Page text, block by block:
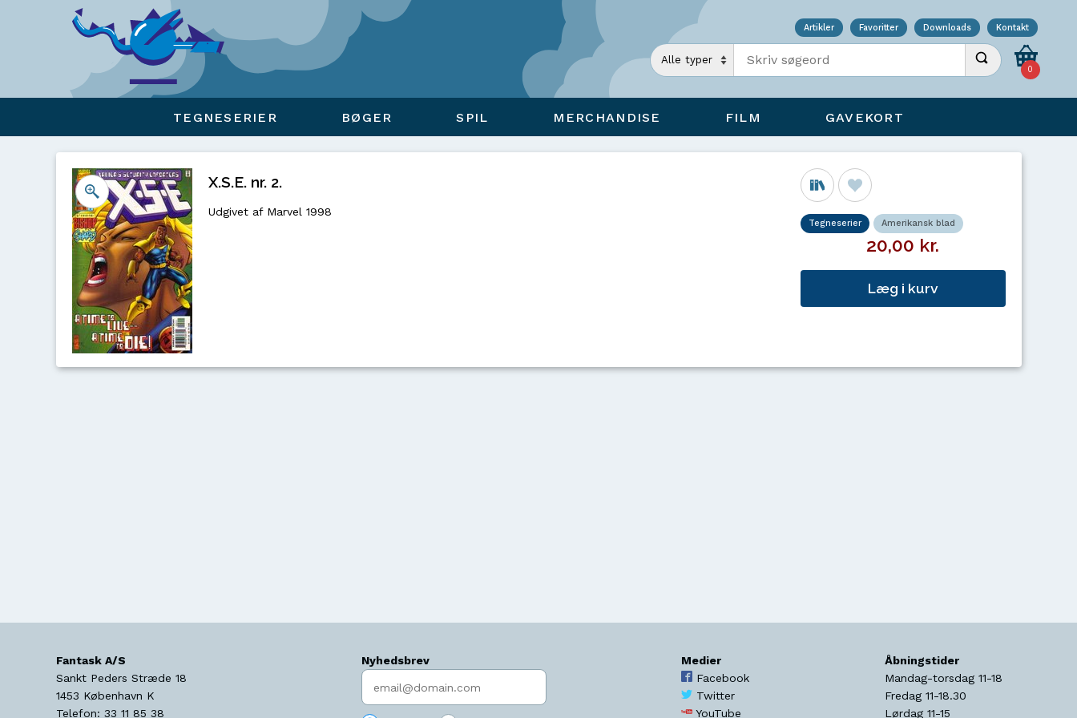
Artikler Favoritter Downloads Kontakt
Indtast søgeord Udfør søgning
0
TEGNESERIER BØGER SPIL MERCHANDISE FILM GAVEKORT
X.S.E. nr. 2.
Udgivet af Marvel 1998
Tegneserier Amerikansk blad
20,00 kr.
Læg i kurv
Fantask A/S
Sankt Peders Stræde 18
1453 København K
Telefon: 33 11 85 38
Nyhedsbrev
Indtast søgeord
Medier
Facebook
Twitter
YouTube
Åbningstider
Mandag-torsdag 11-18
Fredag 11-18.30
Lørdag 11-15
Viser overlay for indkøbskurv